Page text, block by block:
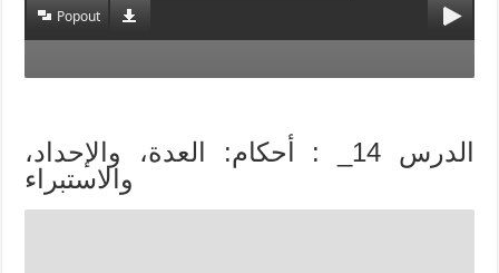
Popout
الدرس 14_ : أحكام: العدة، والإحداد،
والاستبراء